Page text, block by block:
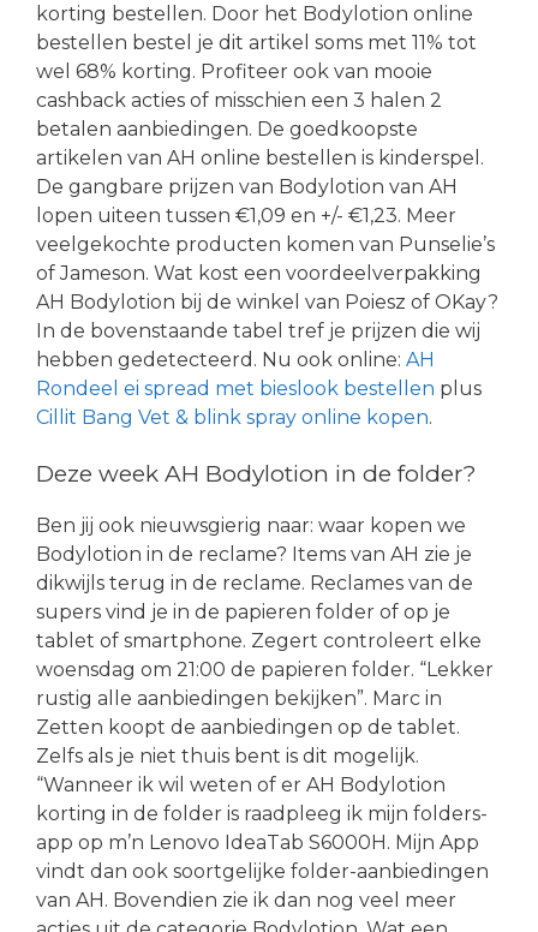
korting bestellen. Door het Bodylotion online
bestellen bestel je dit artikel soms met 11% tot
wel 68% korting. Profiteer ook van mooie
cashback acties of misschien een 3 halen 2
betalen aanbiedingen. De goedkoopste
artikelen van AH online bestellen is kinderspel.
De gangbare prijzen van Bodylotion van AH
lopen uiteen tussen €1,09 en +/- €1,23. Meer
veelgekochte producten komen van Punselie’s
of Jameson. Wat kost een voordeelverpakking
AH Bodylotion bij de winkel van Poiesz of OKay?
In de bovenstaande tabel tref je prijzen die wij
hebben gedetecteerd. Nu ook online: AH
Rondeel ei spread met bieslook bestellen plus
Cillit Bang Vet & blink spray online kopen.
Deze week AH Bodylotion in de folder?
Ben jij ook nieuwsgierig naar: waar kopen we
Bodylotion in de reclame? Items van AH zie je
dikwijls terug in de reclame. Reclames van de
supers vind je in de papieren folder of op je
tablet of smartphone. Zegert controleert elke
woensdag om 21:00 de papieren folder. “Lekker
rustig alle aanbiedingen bekijken”. Marc in
Zetten koopt de aanbiedingen op de tablet.
Zelfs als je niet thuis bent is dit mogelijk.
“Wanneer ik wil weten of er AH Bodylotion
korting in de folder is raadpleeg ik mijn folders-
app op m’n Lenovo IdeaTab S6000H. Mijn App
vindt dan ook soortgelijke folder-aanbiedingen
van AH. Bovendien zie ik dan nog veel meer